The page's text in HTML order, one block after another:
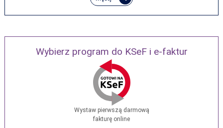
Wybierz program do KSeF i e-faktur
Wystaw pierwszą darmową
fakturę online